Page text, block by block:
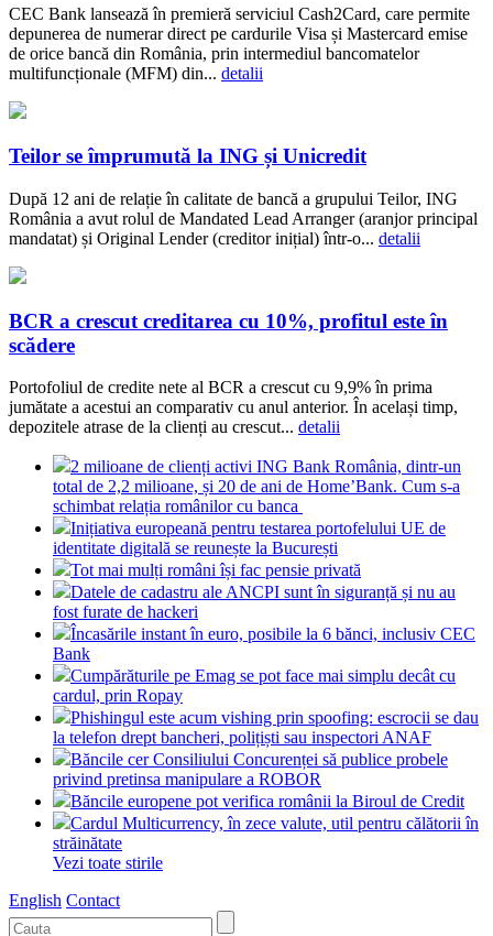
CEC Bank lansează în premieră serviciul Cash2Card, care permite
depunerea de numerar direct pe cardurile Visa și Mastercard emise
de orice bancă din România, prin intermediul bancomatelor
multifuncționale (MFM) din... detalii
Teilor se împrumută la ING și Unicredit
După 12 ani de relație în calitate de bancă a grupului Teilor, ING
România a avut rolul de Mandated Lead Arranger (aranjor principal
mandatat) și Original Lender (creditor inițial) într-o... detalii
BCR a crescut creditarea cu 10%, profitul este în
scădere
Portofoliul de credite nete al BCR a crescut cu 9,9% în prima
jumătate a acestui an comparativ cu anul anterior. În același timp,
depozitele atrase de la clienți au crescut... detalii
2 milioane de clienți activi ING Bank România, dintr-un
total de 2,2 milioane, și 20 de ani de Home’Bank. Cum s-a
schimbat relația românilor cu banca
Inițiativa europeană pentru testarea portofelului UE de
identitate digitală se reunește la București
Tot mai mulți români își fac pensie privată
Datele de cadastru ale ANCPI sunt în siguranță și nu au
fost furate de hackeri
Încasările instant în euro, posibile la 6 bănci, inclusiv CEC
Bank
Cumpărăturile pe Emag se pot face mai simplu decât cu
cardul, prin Ropay
Phishingul este acum vishing prin spoofing: escrocii se dau
la telefon drept bancheri, polițiști sau inspectori ANAF
Băncile cer Consiliului Concurenței să publice probele
privind pretinsa manipulare a ROBOR
Băncile europene pot verifica românii la Biroul de Credit
Cardul Multicurrency, în zece valute, util pentru călătorii în
străinătate
Vezi toate stirile
English Contact